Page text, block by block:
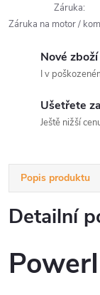
Záruka:
Záruka na motor /
Nové
I v
Ušetřete
Ještě nižší
Popis produktu
Detailní